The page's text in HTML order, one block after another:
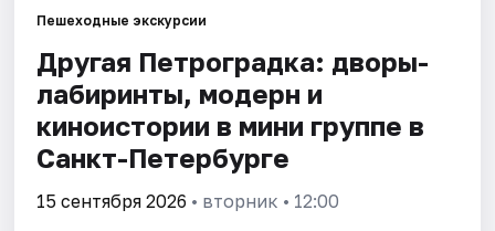
Города
Площадки
Артисты
Рейтинги
Пешеходные экскурсии
Другая Петроградка: дворы-
лабиринты, модерн и
киноистории в мини группе в
Санкт-Петербурге
15 сентября 2026 • вторник • 12:00